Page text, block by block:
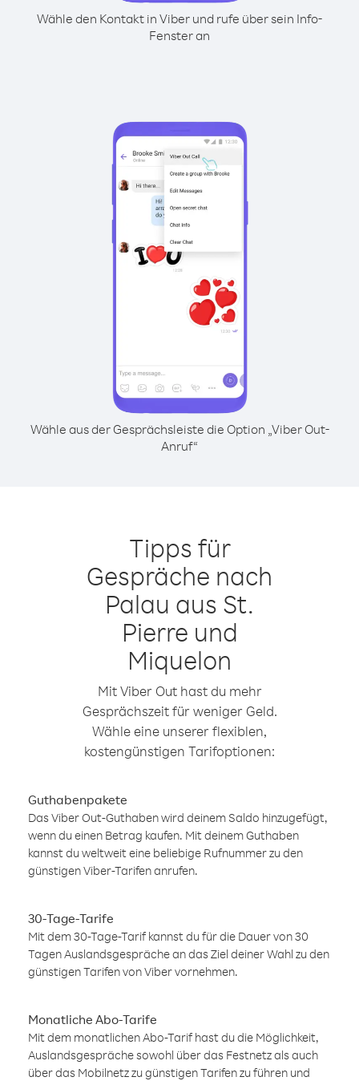
Wähle den Kontakt in Viber und rufe über sein Info-
Fenster an
Wähle aus der Gesprächsleiste die Option „Viber Out-
Anruf“
Tipps für
Gespräche nach
Palau aus St.
Pierre und
Miquelon
Mit Viber Out hast du mehr
Gesprächszeit für weniger Geld.
Wähle eine unserer flexiblen,
kostengünstigen Tarifoptionen:
Guthabenpakete
Das Viber Out-Guthaben wird deinem Saldo hinzugefügt,
wenn du einen Betrag kaufen. Mit deinem Guthaben
kannst du weltweit eine beliebige Rufnummer zu den
günstigen Viber-Tarifen anrufen.
30-Tage-Tarife
Mit dem 30-Tage-Tarif kannst du für die Dauer von 30
Tagen Auslandsgespräche an das Ziel deiner Wahl zu den
günstigen Tarifen von Viber vornehmen.
Monatliche Abo-Tarife
Mit dem monatlichen Abo-Tarif hast du die Möglichkeit,
Auslandsgespräche sowohl über das Festnetz als auch
über das Mobilnetz zu günstigen Tarifen zu führen und